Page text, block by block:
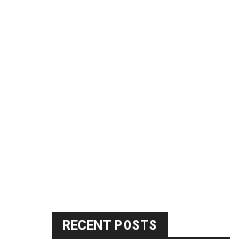
RECENT POSTS